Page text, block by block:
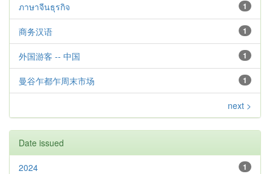
1
ภาษาจีนธุรกิจ
1
商务汉语
1
外国游客 -- 中国
1
曼谷乍都乍周末市场
next >
Date issued
1
2024